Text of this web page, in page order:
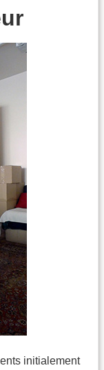
initialement